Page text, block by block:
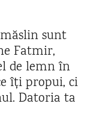
sunt
Fatmir,
de lemn în
îți propui, ci
Datoria ta